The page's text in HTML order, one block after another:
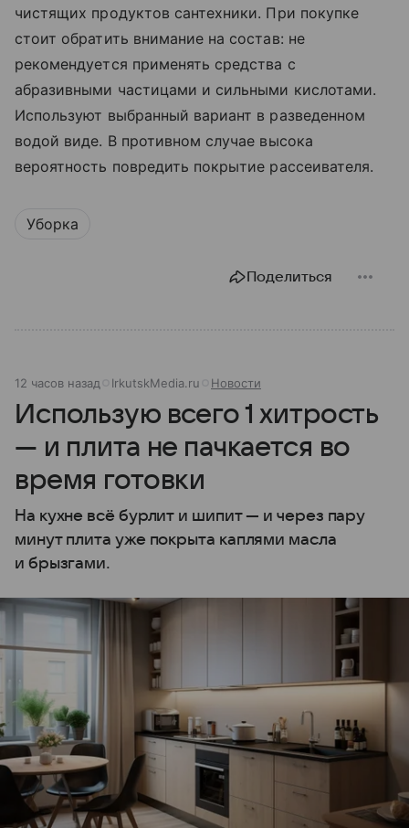
чистящих продуктов сантехники. При покупке
стоит обратить внимание на состав: не
рекомендуется применять средства с
абразивными частицами и сильными кислотами.
Используют выбранный вариант в разведенном
водой виде. В противном случае высока
вероятность повредить покрытие рассеивателя.
Уборка
Поделиться
12 часов назад IrkutskMedia.ru Новости
Использую всего 1 хитрость
— и плита не пачкается во
время готовки
На кухне всё бурлит и шипит — и через пару
минут плита уже покрыта каплями масла
и брызгами.